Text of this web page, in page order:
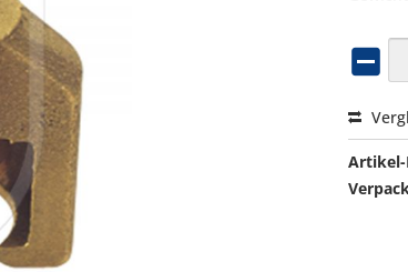
Artikel-